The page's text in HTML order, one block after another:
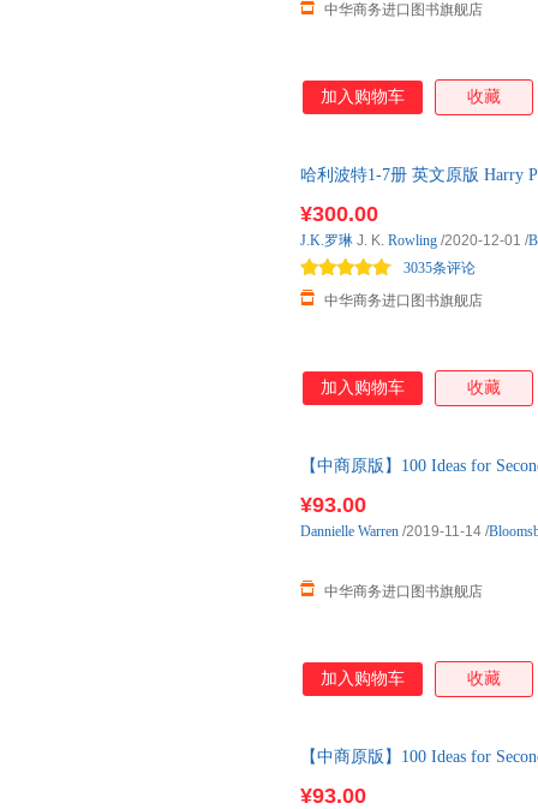
中华商务进口图书旗舰店
加入购物车 收藏
哈利波特1-7册 英文原版 Harry
¥300.00
中华商务进口图书旗舰店
3035条评论
J.K.罗琳 J. K. Rowling /2020-12-01 /
加入购物车 收藏
【中商原版】100 Ideas for
¥93.00
中华商务进口图书旗舰店
Dannielle Warren /2019-11-14 /
加入购物车 收藏
【中商原版】100 Ideas for
¥93.00